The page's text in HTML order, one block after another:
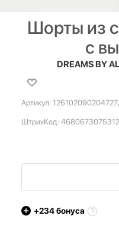
Шорты из
с
DREAMS BY
Артикул:
ШтрихКод: 4680673075312
+234бонуса